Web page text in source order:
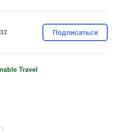
Подписаться
Travel